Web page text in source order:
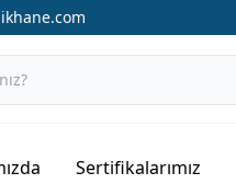
Sertifikalarımız